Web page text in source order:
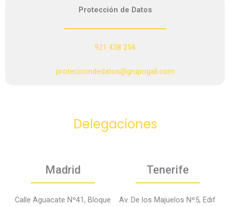
Protección de Datos
921 438 254
protecciondedatos@grupogali.com
Delegaciones
Madrid
Calle Aguacate Nº41, Bloque
Tenerife
Av. De los Majuelos Nº5, Edif